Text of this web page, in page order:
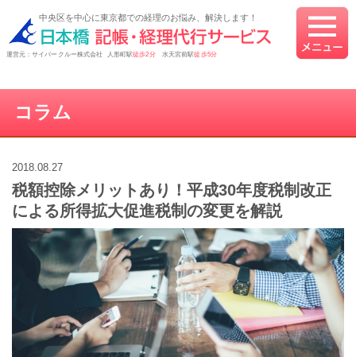
中央区を中心に東京都での経理のお悩み、解決します！
運営元：サイバークルー株式会社 人形町駅徒歩2分 水天宮前駅徒歩5分
コラム
2018.08.27
税額控除メリットあり！平成30年度税制改正
による所得拡大促進税制の変更を解説